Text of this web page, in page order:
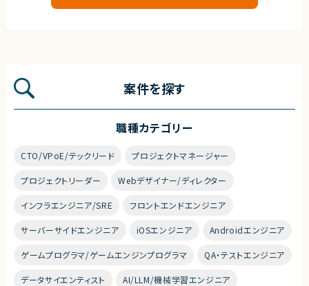
案件を探す
職種カテゴリー
CTO/VPoE/テックリード プロジェクトマネージャー
プロジェクトリーダー Webデザイナー/ディレクター
インフラエンジニア/SRE フロントエンドエンジニア
サーバーサイドエンジニア iOSエンジニア Androidエンジニア
ゲームプログラマ/ゲームエンジンプログラマ QA・テストエンジニア
データサイエンティスト AI/LLM/機械学習エンジニア